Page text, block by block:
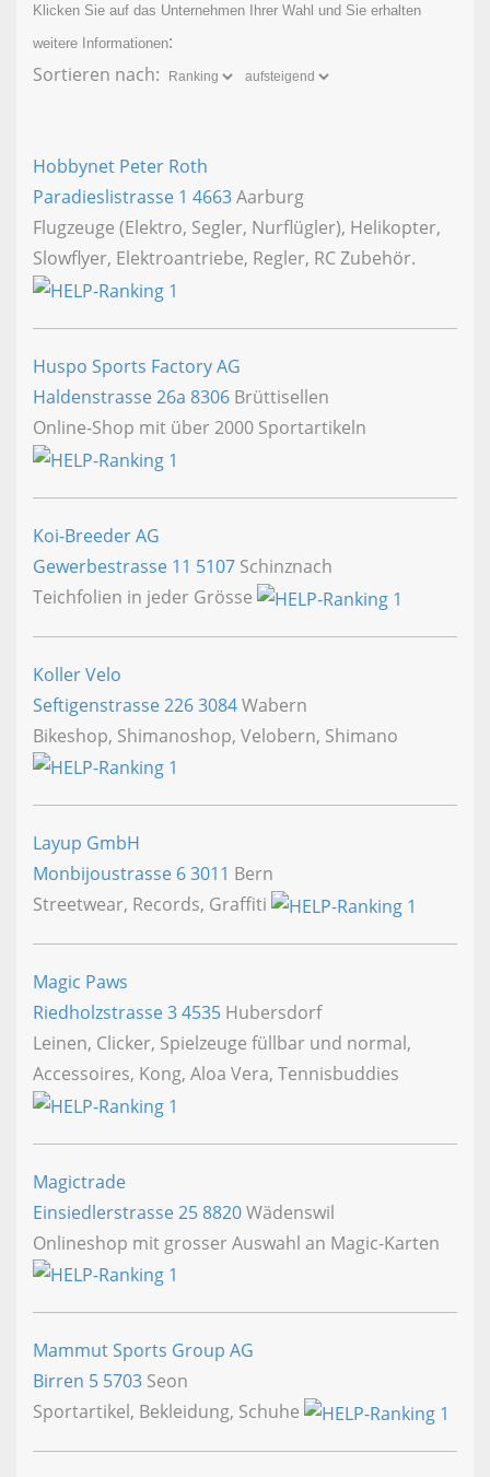
Klicken Sie auf das Unternehmen Ihrer Wahl und Sie erhalten
weitere Informationen:
Sortieren nach:
Hobbynet Peter Roth
Paradieslistrasse 1 4663Aarburg
Flugzeuge (Elektro, Segler, Nurflügler), Helikopter,
Slowflyer, Elektroantriebe, Regler, RC Zubehör.
Huspo Sports Factory AG
Haldenstrasse 26a 8306 Brüttisellen
Online-Shop mit über 2000 Sportartikeln
Koi-Breeder AG
Gewerbestrasse 11 5107 Schinznach
Teichfolien in jeder Grösse
Koller Velo
Seftigenstrasse 2263084Wabern
Bikeshop, Shimanoshop, Velobern, Shimano
Layup GmbH
Monbijoustrasse 63011 Bern
Streetwear, Records, Graffiti
Magic Paws
Riedholzstrasse 34535 Hubersdorf
Leinen, Clicker, Spielzeuge füllbar und normal,
Accessoires, Kong, Aloa Vera, Tennisbuddies
Magictrade
Einsiedlerstrasse 258820Wädenswil
Onlineshop mit grosser Auswahl an Magic-Karten
Mammut Sports Group AG
Birren 5 5703 Seon
Sportartikel, Bekleidung, Schuhe